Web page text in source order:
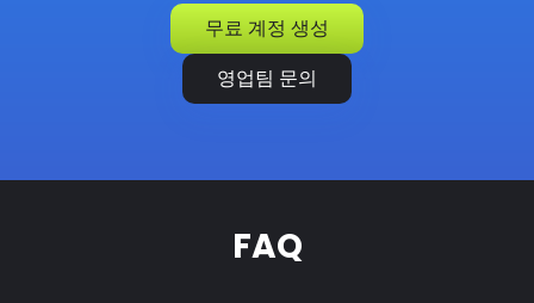
무료 계정 생성
영업팀 문의
FAQ